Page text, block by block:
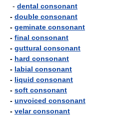
- dental consonant
- double consonant
- geminate consonant
- final consonant
- guttural consonant
- hard consonant
- labial consonant
- liquid consonant
- soft consonant
- unvoiced consonant
- velar consonant